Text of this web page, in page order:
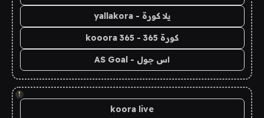
يلا كورة - yallakora
كورة 365 - kooora 365
اس جول - AS Goal
!
koora live